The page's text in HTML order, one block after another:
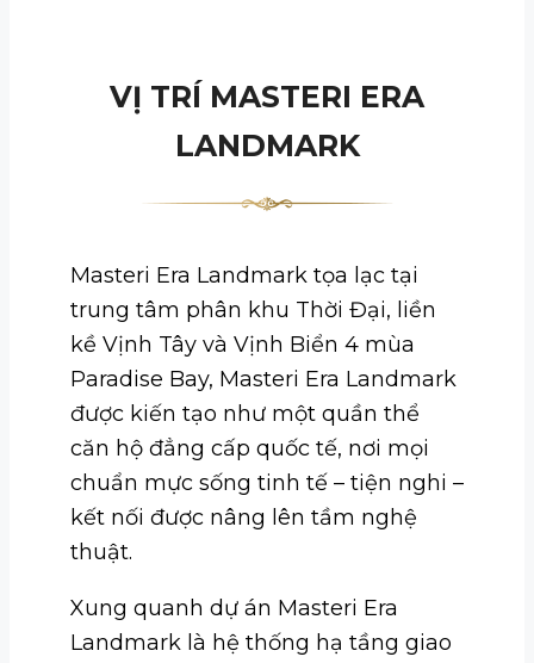
VỊ TRÍ MASTERI ERA
LANDMARK
Masteri Era Landmark tọa lạc tại
trung tâm phân khu Thời Đại, liền
kề Vịnh Tây và Vịnh Biển 4 mùa
Paradise Bay, Masteri Era Landmark
được kiến tạo như một quần thể
căn hộ đẳng cấp quốc tế, nơi mọi
chuẩn mực sống tinh tế – tiện nghi –
kết nối được nâng lên tầm nghệ
thuật.
Xung quanh dự án Masteri Era
Landmark là hệ thống hạ tầng giao